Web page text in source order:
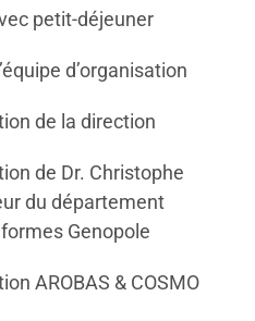
petit-déjeuner
d’organisation
de la direction
de Dr. Christophe
du département
Genopole
AROBAS & COSMO